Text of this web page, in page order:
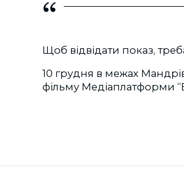
Щоб відвідати показ,
10 грудня в межах
фільму Медіаплатформи